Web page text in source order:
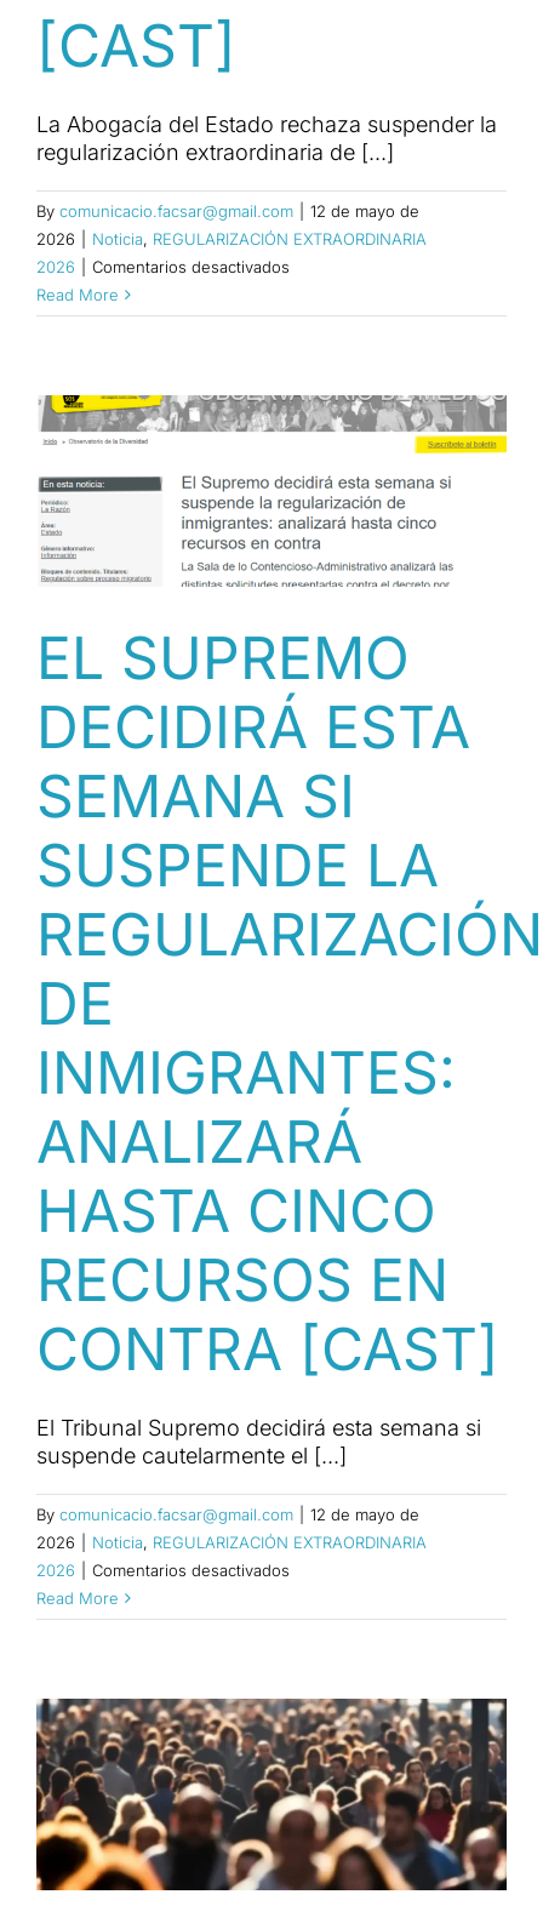
[CAST]
La Abogacía del Estado rechaza suspender la
regularización extraordinaria de [...]
By comunicacio.facsar@gmail.com
12 de mayo de
2026
Noticia, REGULARIZACIÓN EXTRAORDINARIA
2026
Comentarios desactivados
ABOGACÍA
SE
OPONE
EL
SUPREMO
A
LA
LA
REGULARIZACIÓN
DE
INMIGRANTES
Read More
EL SUPREMO
DECIDIRÁ ESTA
SEMANA SI
SUSPENDE LA
REGULARIZACIÓN
DE
INMIGRANTES:
ANALIZARÁ
HASTA CINCO
RECURSOS EN
CONTRA [CAST]
El Tribunal Supremo decidirá esta semana si
suspende cautelarmente el [...]
By comunicacio.facsar@gmail.com
12 de mayo de
2026
Noticia, REGULARIZACIÓN EXTRAORDINARIA
2026
Comentarios desactivados
SUPREMO
SEMANA
SI
SUSPENDE
LA
REGULARIZACIÓN
INMIGRANTES:
Read More